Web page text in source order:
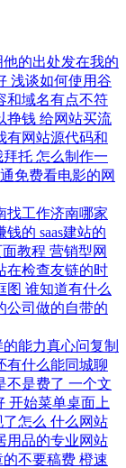
的出处发在我的
浅谈如何使用谷
和域名有点不符
挣钱 给网站买流
有网站源代码和
拜托 怎么制作一
免费看电影的网
找工作济南哪家
钱的 saas建站的
面教程 营销型网
在检查友链的时
图 谁知道有什么
公司做的自带的
能力真心问复制
有什么能同城聊
不是费了 一个文
开始菜单桌面上
怎么 什么网站
用品的专业网站
不要稿费 橙速